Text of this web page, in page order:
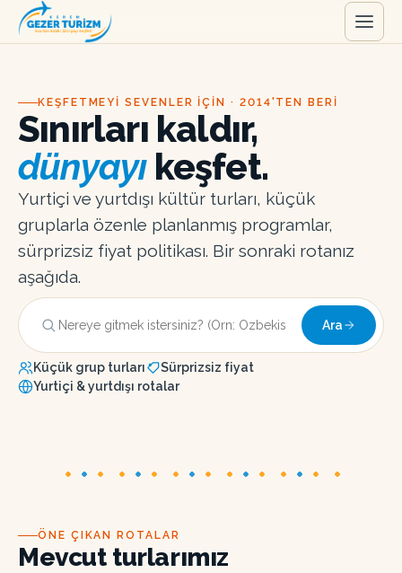
KEŞFETMEYI SEVENLER IÇIN · 2014'TEN BERI
Sınırları kaldır,
dünyayıkeşfet.
Yurtiçi ve yurtdışı kültür turları, küçük
gruplarla özenle planlanmış programlar,
sürprizsiz fiyat politikası. Bir sonraki rotanız
aşağıda.
Ara
Küçük grup turları
Sürprizsiz fiyat
Yurtiçi & yurtdışı rotalar
ÖNE ÇIKAN ROTALAR
Mevcut turlarımız